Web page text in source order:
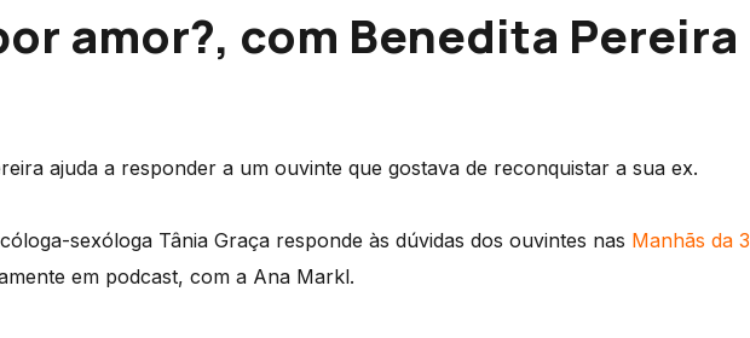
amor?, com Benedita Pereira
ajuda a responder a um ouvinte que gostava de reconquistar a sua ex.
sexóloga Tânia Graça responde às dúvidas dos ouvintes nas Manhãs da 3
em podcast, com a Ana Markl.